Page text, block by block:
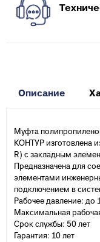
Описание
Муфта
КОНТУР изготовлена
R) с закладным
Предназначена для
элементами
подключением в
Рабочее давление:
Максимальная
Срок службы: 50 лет
Гарантия: 10 лет